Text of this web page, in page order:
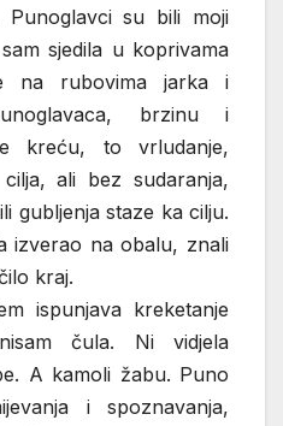
su bili moji
sjedila u koprivama
na rubovima jarka i
brzinu i
kreću, to vrludanje,
ali bez sudaranja,
gubljenja staze ka cilju.
izverao na obalu, znali
kraj.
ispunjava kreketanje
čula. Ni vidjela
A kamoli žabu. Puno
i spoznavanja,